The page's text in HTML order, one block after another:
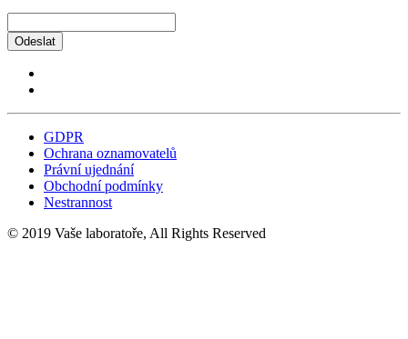
Odeslat
GDPR
Ochrana oznamovatelů
Právní ujednání
Obchodní podmínky
Nestrannost
© 2019 Vaše laboratoře, All Rights Reserved